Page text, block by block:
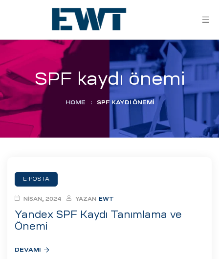
SPF kaydı önemi
HOME : SPF KAYDI ÖNEMI
E-POSTA
Yandex SPF Kaydı Tanımlama ve
Önemi
NISAN, 2024 YAZAN EWT
DEVAMI